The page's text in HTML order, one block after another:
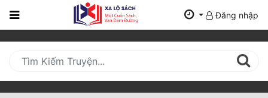
Trang
Mới
Cập
Đăng nhập